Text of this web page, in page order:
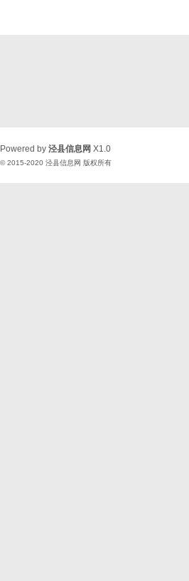
Powered by 泾县信息网 X1.0
© 2015-2020 泾县信息网 版权所有